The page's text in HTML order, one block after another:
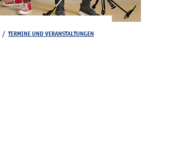
/TERMINE UND VERANSTALTUNGEN